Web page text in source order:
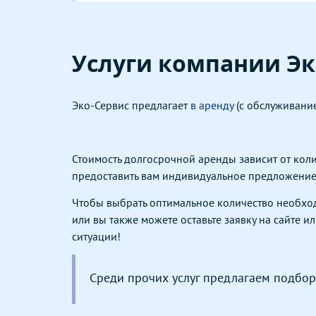
Услуги компании
Эко-Сервис предлагает в аренду(с
Стоимость долгосрочной аренды зависит от
предоставить вам индивидуальное
Чтобы выбрать оптимальное количество
или вы также можете оставьте заявку на сайте
ситуации!
Среди прочих услуг предлагаем